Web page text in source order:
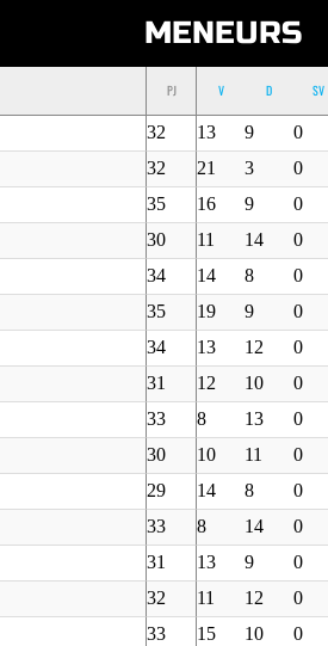
MENEURS
PJ V D SV
32 13 9 0
32 21 3 0
35 16 9 0
30 11 14 0
34 14 8 0
35 19 9 0
34 13 12 0
31 12 10 0
33 8 13 0
30 10 11 0
29 14 8 0
33 8 14 0
31 13 9 0
32 11 12 0
33 15 10 0